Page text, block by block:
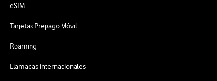
eSIM
Tarjetas Prepago Móvil
Roaming
Llamadas internacionales